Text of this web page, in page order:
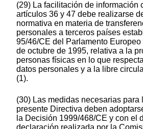
(29) La facilitación de información
artículos 36 y 47 debe realizarse
normativa en materia de
personales a terceros países
95/46/CE del Parlamento
de octubre de 1995, relativa a la
personas físicas en lo que
datos personales y a la libre
(1).
(30) Las medidas necesarias para
presente Directiva deben
la Decisión 1999/468/CE y con el